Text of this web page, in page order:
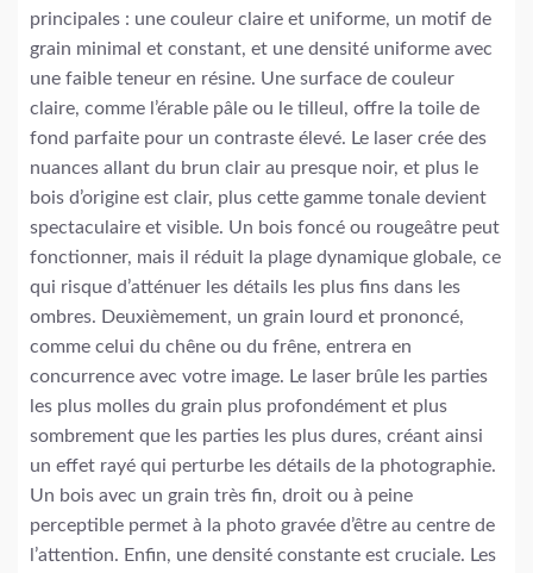
principales : une couleur claire et uniforme, un motif de
grain minimal et constant, et une densité uniforme avec
une faible teneur en résine. Une surface de couleur
claire, comme l’érable pâle ou le tilleul, offre la toile de
fond parfaite pour un contraste élevé. Le laser crée des
nuances allant du brun clair au presque noir, et plus le
bois d’origine est clair, plus cette gamme tonale devient
spectaculaire et visible. Un bois foncé ou rougeâtre peut
fonctionner, mais il réduit la plage dynamique globale, ce
qui risque d’atténuer les détails les plus fins dans les
ombres. Deuxièmement, un grain lourd et prononcé,
comme celui du chêne ou du frêne, entrera en
concurrence avec votre image. Le laser brûle les parties
les plus molles du grain plus profondément et plus
sombrement que les parties les plus dures, créant ainsi
un effet rayé qui perturbe les détails de la photographie.
Un bois avec un grain très fin, droit ou à peine
perceptible permet à la photo gravée d’être au centre de
l’attention. Enfin, une densité constante est cruciale. Les